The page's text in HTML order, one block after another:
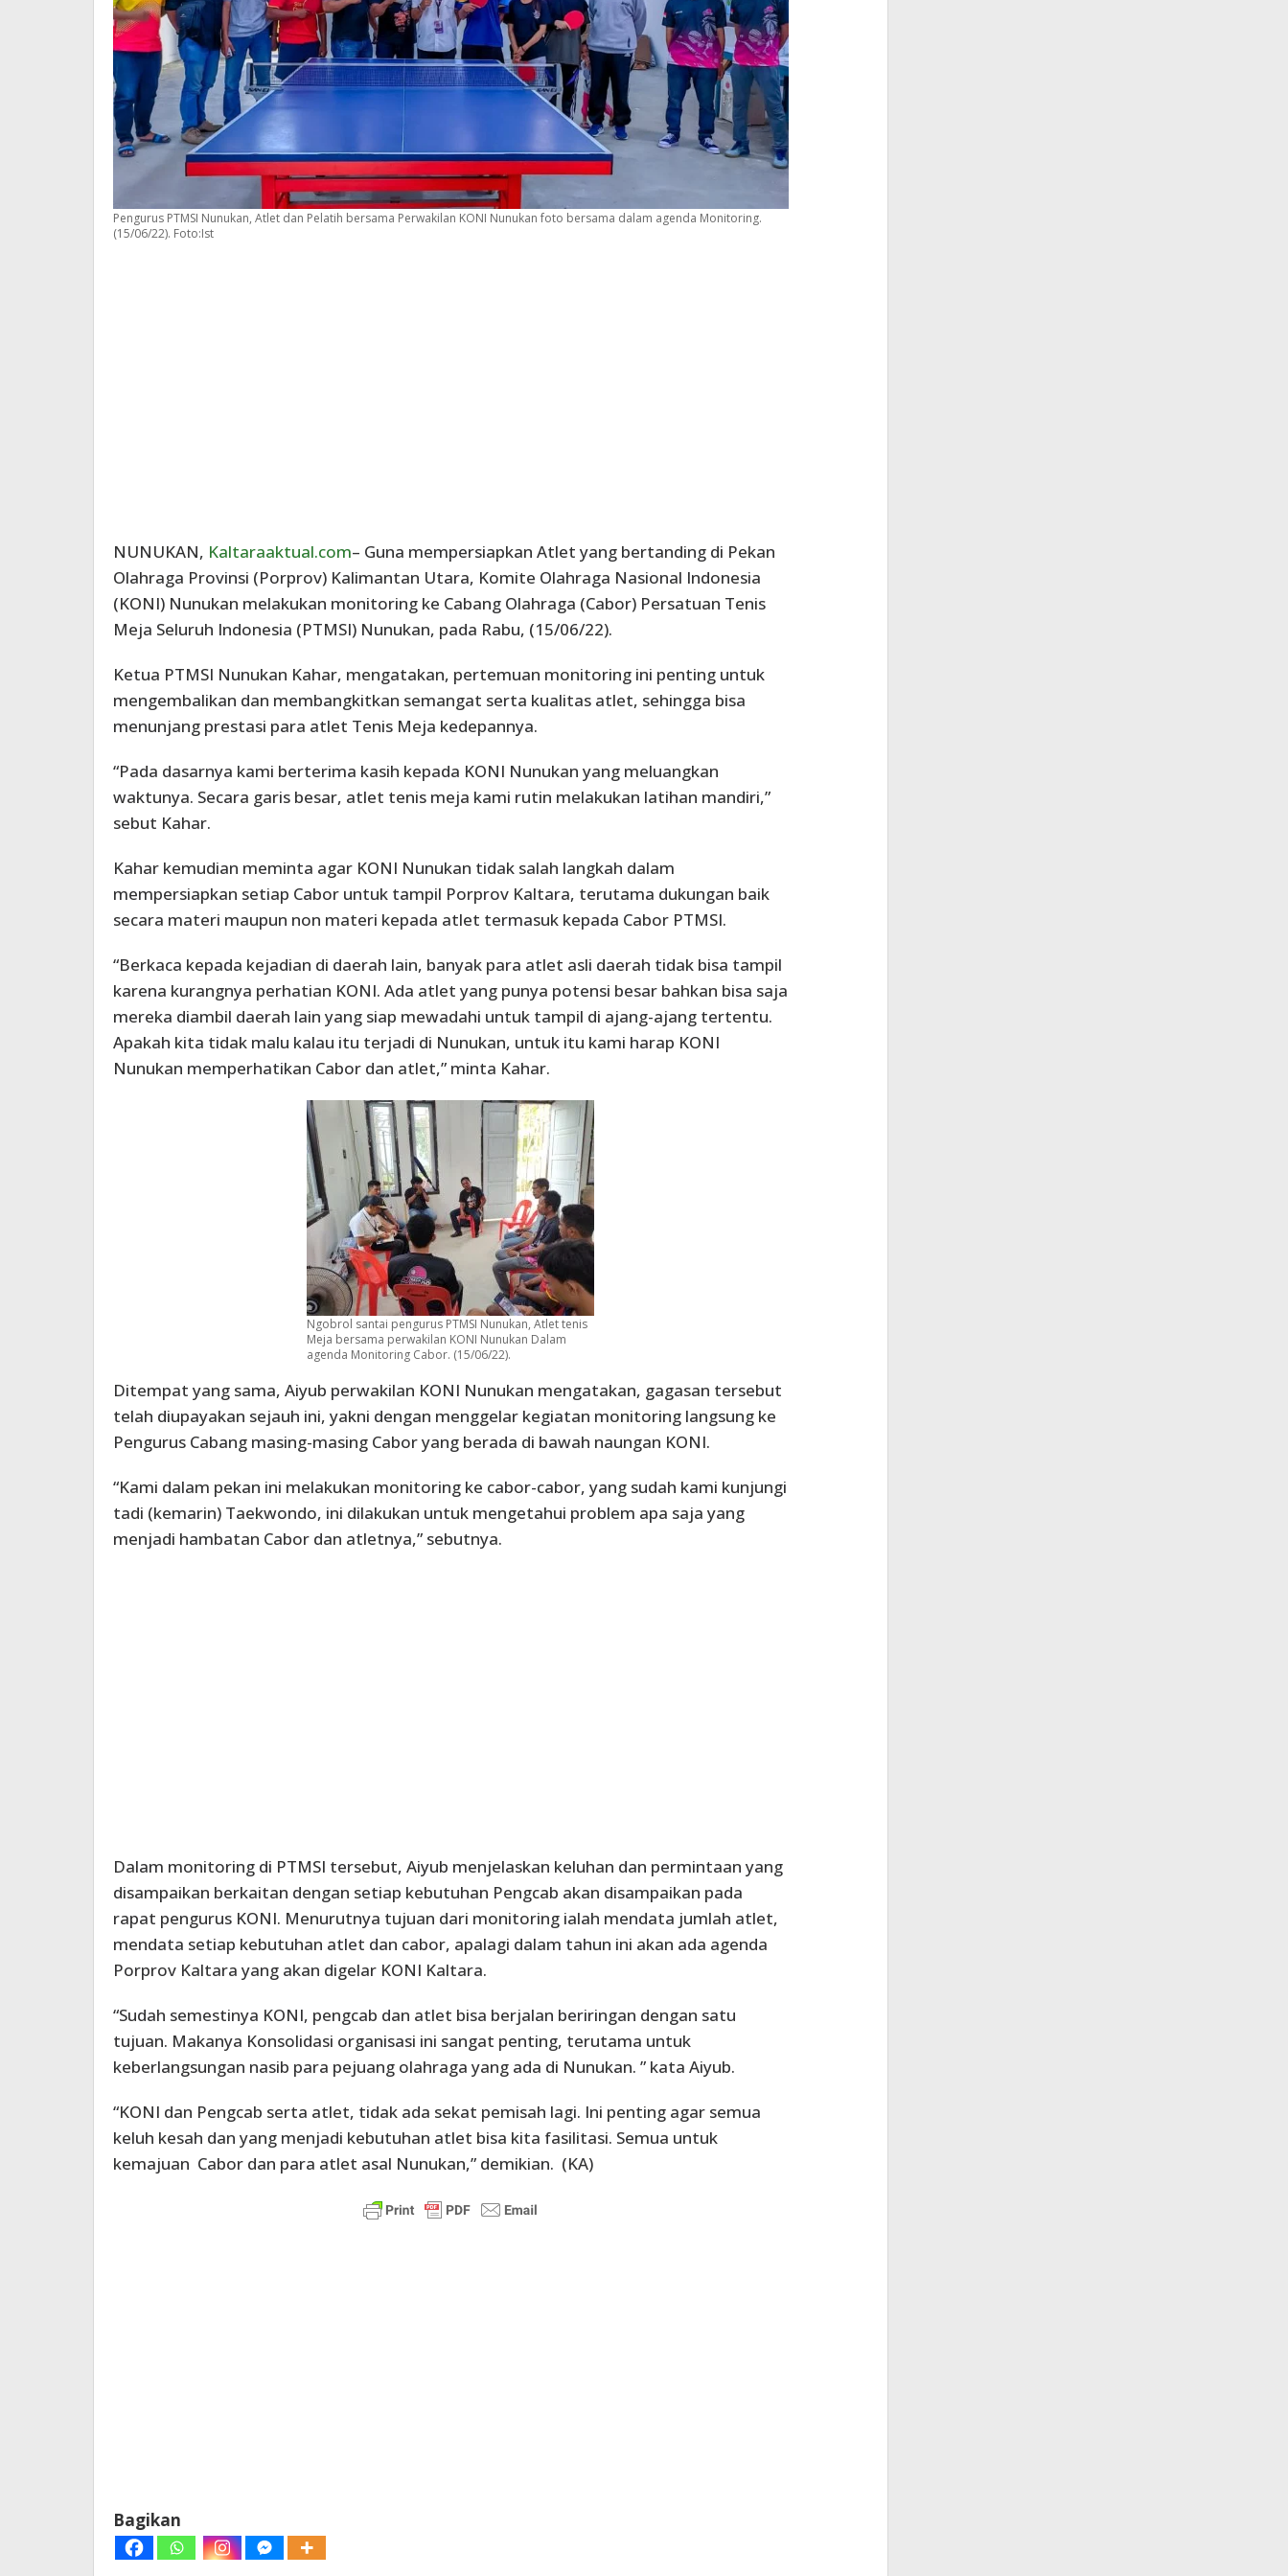
Pengurus PTMSI Nunukan, Atlet dan Pelatih bersama Perwakilan KONI Nunukan foto bersama dalam agenda Monitoring.
(15/06/22). Foto:Ist
NUNUKAN, Kaltaraaktual.com– Guna mempersiapkan Atlet yang bertanding di Pekan
Olahraga Provinsi (Porprov) Kalimantan Utara, Komite Olahraga Nasional Indonesia
(KONI) Nunukan melakukan monitoring ke Cabang Olahraga (Cabor) Persatuan Tenis
Meja Seluruh Indonesia (PTMSI) Nunukan, pada Rabu, (15/06/22).
Ketua PTMSI Nunukan Kahar, mengatakan, pertemuan monitoring ini penting untuk
mengembalikan dan membangkitkan semangat serta kualitas atlet, sehingga bisa
menunjang prestasi para atlet Tenis Meja kedepannya.
“Pada dasarnya kami berterima kasih kepada KONI Nunukan yang meluangkan
waktunya. Secara garis besar, atlet tenis meja kami rutin melakukan latihan mandiri,”
sebut Kahar.
Kahar kemudian meminta agar KONI Nunukan tidak salah langkah dalam
mempersiapkan setiap Cabor untuk tampil Porprov Kaltara, terutama dukungan baik
secara materi maupun non materi kepada atlet termasuk kepada Cabor PTMSI.
“Berkaca kepada kejadian di daerah lain, banyak para atlet asli daerah tidak bisa tampil
karena kurangnya perhatian KONI. Ada atlet yang punya potensi besar bahkan bisa saja
mereka diambil daerah lain yang siap mewadahi untuk tampil di ajang-ajang tertentu.
Apakah kita tidak malu kalau itu terjadi di Nunukan, untuk itu kami harap KONI
Nunukan memperhatikan Cabor dan atlet,” minta Kahar.
Ngobrol santai pengurus PTMSI Nunukan, Atlet tenis
Meja bersama perwakilan KONI Nunukan Dalam
agenda Monitoring Cabor. (15/06/22).
Ditempat yang sama, Aiyub perwakilan KONI Nunukan mengatakan, gagasan tersebut
telah diupayakan sejauh ini, yakni dengan menggelar kegiatan monitoring langsung ke
Pengurus Cabang masing-masing Cabor yang berada di bawah naungan KONI.
“Kami dalam pekan ini melakukan monitoring ke cabor-cabor, yang sudah kami kunjungi
tadi (kemarin) Taekwondo, ini dilakukan untuk mengetahui problem apa saja yang
menjadi hambatan Cabor dan atletnya,” sebutnya.
Dalam monitoring di PTMSI tersebut, Aiyub menjelaskan keluhan dan permintaan yang
disampaikan berkaitan dengan setiap kebutuhan Pengcab akan disampaikan pada
rapat pengurus KONI. Menurutnya tujuan dari monitoring ialah mendata jumlah atlet,
mendata setiap kebutuhan atlet dan cabor, apalagi dalam tahun ini akan ada agenda
Porprov Kaltara yang akan digelar KONI Kaltara.
“Sudah semestinya KONI, pengcab dan atlet bisa berjalan beriringan dengan satu
tujuan. Makanya Konsolidasi organisasi ini sangat penting, terutama untuk
keberlangsungan nasib para pejuang olahraga yang ada di Nunukan. ” kata Aiyub.
“KONI dan Pengcab serta atlet, tidak ada sekat pemisah lagi. Ini penting agar semua
keluh kesah dan yang menjadi kebutuhan atlet bisa kita fasilitasi. Semua untuk
kemajuan Cabor dan para atlet asal Nunukan,” demikian. (KA)
Bagikan